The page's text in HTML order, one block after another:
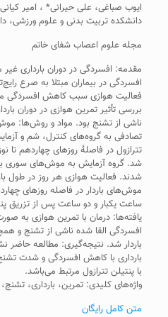
ایوب صباغی، علی حیرانی* ، امیر
دانشکده تربیت بدنی و علوم ورزشی،
مجله علوم اعصاب شفای خاتم
مقدمه: افسردگی در دوران بارداری
افسردگی در بیماران مبتلا به صرع
فعالیت هوازی سبب کاهش افسردگی
بررسی تأثیر تمرین هوازی در دوران
ناشی از تشنج بود. مواد و روش‌ها:
تصادفی به گروه‌های کنترل، شم و
تترازول در فاصلۀ روزهای چهاردهم تا
شد. گروه آزمایش به موش‌های سوری
شدند. فعالیت هوازی هر روز در طول
ساعت یکبار و دو ساعت پس از تزریق
یافته‌ها: درمان با تمرین هوازی به
افسردگی القا شده ناشی از تشنج
باردار شد. نتیجه‌گیری: مطالعه حاضر
بارداری با کاهش افسردگی و شدت
با پنتیلن تترازول مرتبط می‌باشد.
واژه‌های کلیدی: تمرین، بارداری،
متن کامل رایگان